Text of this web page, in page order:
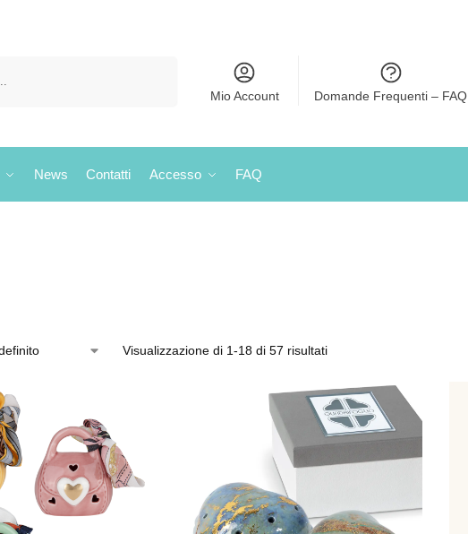
Mio Account Domande Frequenti – FAQ
News Contatti Accesso FAQ
Visualizzazione di 1-18 di 57 risultati